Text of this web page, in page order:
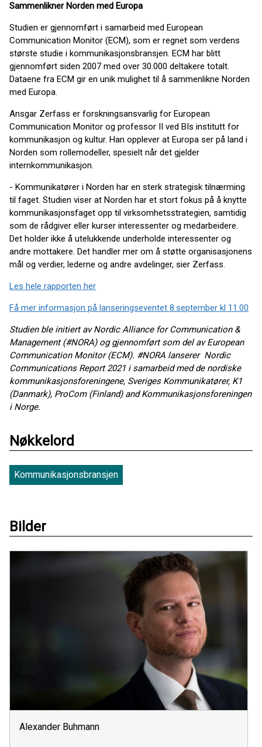
Sammenlikner Norden med Europa
Studien er gjennomført i samarbeid med European
Communication Monitor (ECM), som er regnet som verdens
største studie i kommunikasjonsbransjen. ECM har blitt
gjennomført siden 2007 med over 30.000 deltakere totalt.
Dataene fra ECM gir en unik mulighet til å sammenlikne Norden
med Europa.
Ansgar Zerfass er forskningsansvarlig for European
Communication Monitor og professor II ved BIs institutt for
kommunikasjon og kultur. Han opplever at Europa ser på land i
Norden som rollemodeller, spesielt når det gjelder
internkommunikasjon.
- Kommunikatører i Norden har en sterk strategisk tilnærming
til faget. Studien viser at Norden har et stort fokus på å knytte
kommunikasjonsfaget opp til virksomhetsstrategien, samtidig
som de rådgiver eller kurser interessenter og medarbeidere.
Det holder ikke å utelukkende underholde interessenter og
andre mottakere. Det handler mer om å støtte organisasjonens
mål og verdier, lederne og andre avdelinger, sier Zerfass.
Les hele rapporten her
Få mer informasjon på lanseringseventet 8.september kl 11.00
Studien ble initiert av Nordic Alliance for Communication &
Management (#NORA) og gjennomført som del av European
Communication Monitor (ECM). #NORA lanserer Nordic
Communications Report 2021 i samarbeid med de nordiske
kommunikasjonsforeningene, Sveriges Kommunikatører, K1
(Danmark), ProCom (Finland) and Kommunikasjonsforeningen
i Norge.
Nøkkelord
Kommunikasjonsbransjen
Bilder
Alexander Buhmann